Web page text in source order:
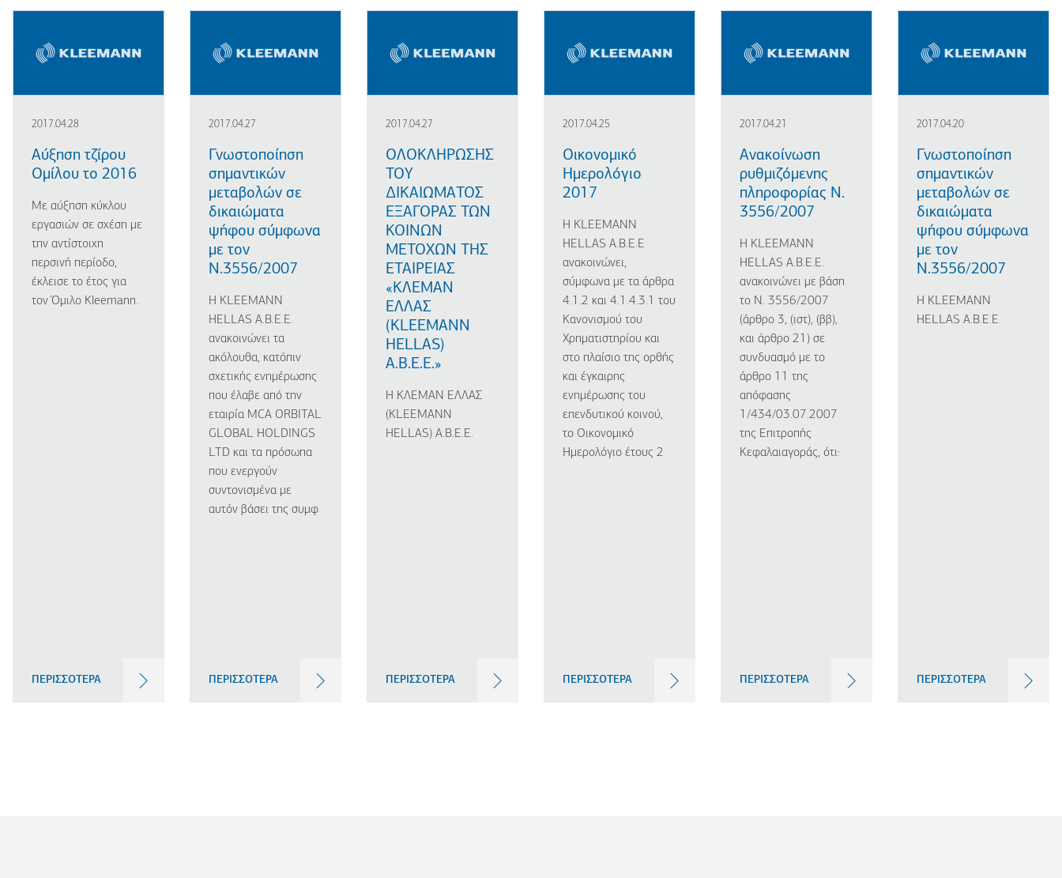
2017.04.28
Αύξηση τζίρου
Ομίλου το 2016
Με αύξηση κύκλου
εργασιών σε σχέση με
την αντίστοιχη
περσινή περίοδο,
έκλεισε το έτος για
τον Όμιλο Kleemann.
ΠΕΡΙΣΣΟΤΕΡΑ
2017.04.27
Γνωστοποίηση
σημαντικών
μεταβολών σε
δικαιώματα
ψήφου σύμφωνα
με τον
Ν.3556/2007
Η KLEEMANN
HELLAS A.B.E.E.
ανακοινώνει τα
ακόλουθα, κατόπιν
σχετικής ενημέρωσης
που έλαβε από την
εταιρία MCA ORBITAL
GLOBAL HOLDINGS
LTD και τα πρόσωπα
που ενεργούν
συντονισμένα με
αυτόν βάσει της συμφ
ΠΕΡΙΣΣΟΤΕΡΑ
2017.04.27
ΟΛΟΚΛΗΡΩΣΗΣ
ΤΟΥ
ΔΙΚΑΙΩΜΑΤΟΣ
ΕΞΑΓΟΡΑΣ ΤΩΝ
ΚΟΙΝΩΝ
ΜΕΤΟΧΩΝ ΤΗΣ
ΕΤΑΙΡΕΙΑΣ
«ΚΛΕΜΑΝ
ΕΛΛΑΣ
(KLEEMANN
HELLAS)
Α.Β.Ε.Ε.»
Η ΚΛΕΜΑΝ ΕΛΛΑΣ
(KLEEMANN
HELLAS) Α.Β.Ε.Ε.
ΠΕΡΙΣΣΟΤΕΡΑ
2017.04.25
Οικονομικό
Ημερολόγιο
2017
Η KLEEMANN
HELLAS Α.Β.Ε.Ε
ανακοινώνει,
σύμφωνα με τα άρθρα
4.1.2 και 4.1.4.3.1 του
Κανονισμού του
Χρηματιστηρίου και
στο πλαίσιο της ορθής
και έγκαιρης
ενημέρωσης του
επενδυτικού κοινού,
το Οικονομικό
Ημερολόγιο έτους 2
ΠΕΡΙΣΣΟΤΕΡΑ
2017.04.21
Ανακοίνωση
ρυθμιζόμενης
πληροφορίας Ν.
3556/2007
Η KLEEMANN
HELLAS A.B.E.E.
ανακοινώνει με βάση
το Ν. 3556/2007
(άρθρο 3, (ιστ), (ββ),
και άρθρο 21) σε
συνδυασμό με το
άρθρο 11 της
απόφασης
1/434/03.07.2007
της Επιτροπής
Κεφαλαιαγοράς, ότι:
ΠΕΡΙΣΣΟΤΕΡΑ
2017.04.20
Γνωστοποίηση
σημαντικών
μεταβολών σε
δικαιώματα
ψήφου σύμφωνα
με τον
Ν.3556/2007
Η KLEEMANN
HELLAS A.B.E.E.
ΠΕΡΙΣΣΟΤΕΡΑ